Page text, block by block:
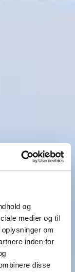
og
medier og til
om
inden for
disse